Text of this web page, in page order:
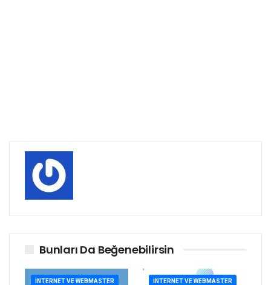
Bunları Da Beğenebilirsin
İNTERNET VE WEBMASTER İNTERNET VE WEBMASTER